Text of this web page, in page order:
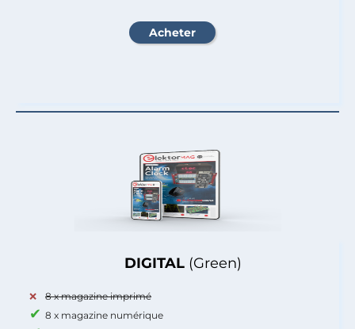
DIGITAL (Green)
8 x magazine imprimé
8 x magazine numérique